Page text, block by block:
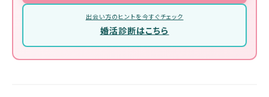
出会い方のヒントを今すぐチェック
婚活診断はこちら